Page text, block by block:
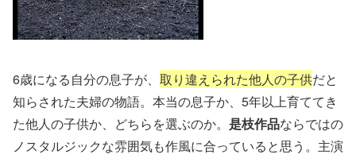
6歳になる自分の息子が、 取り違えられた他人の子供だと
知らされた夫婦の物語。本当の息子か、5年以上育ててき
た他人の子供か、どちらを選ぶのか。 是枝作品ならではの
ノスタルジックな雰囲気も作風に合っていると思う。主演